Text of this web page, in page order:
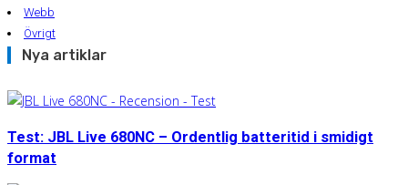
Webb
Övrigt
Nya artiklar
Test: JBL Live 680NC – Ordentlig batteritid i smidigt
format